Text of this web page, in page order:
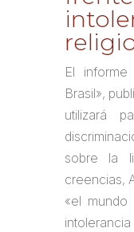
El
Brasil»,
utilizará
sobre la
creencias,
«el